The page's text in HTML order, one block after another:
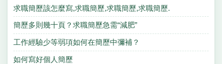
求職簡歷該怎麼寫,求職簡歷,求職簡歷,求職簡歷.
簡歷多則幾十頁？求職簡歷急需“減肥”
工作經驗少等弱項如何在簡歷中彌補？
如何寫好個人簡歷